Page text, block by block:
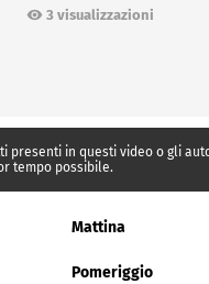
3 visualizzazioni
in questi video o gli
tempo possibile.
Mattina
Pomeriggio